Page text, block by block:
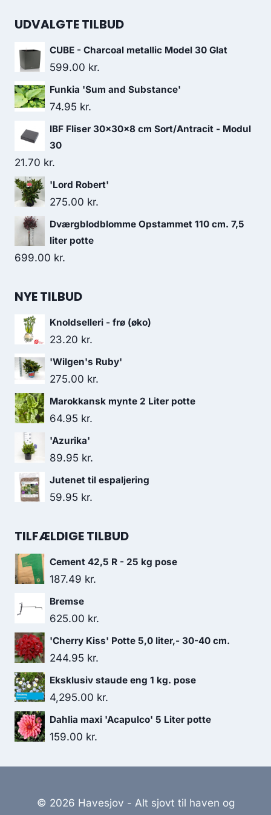
UDVALGTE TILBUD
CUBE - Charcoal metallic Model 30 Glat
599.00 kr.
Funkia 'Sum and Substance'
74.95 kr.
IBF Fliser 30x30x8 cm Sort/Antracit - Modul
30
21.70 kr.
'Lord Robert'
275.00 kr.
Dværgblodblomme Opstammet 110 cm. 7,5
liter potte
699.00 kr.
NYE TILBUD
Knoldselleri - frø (øko)
23.20 kr.
'Wilgen's Ruby'
275.00 kr.
Marokkansk mynte 2 Liter potte
64.95 kr.
'Azurika'
89.95 kr.
Jutenet til espaljering
59.95 kr.
TILFÆLDIGE TILBUD
Cement 42,5 R - 25 kg pose
187.49 kr.
Bremse
625.00 kr.
'Cherry Kiss' Potte 5,0 liter,- 30-40 cm.
244.95 kr.
Eksklusiv staude eng 1 kg. pose
4,295.00 kr.
Dahlia maxi 'Acapulco' 5 Liter potte
159.00 kr.
© 2026 Havesjov - Alt sjovt til haven og